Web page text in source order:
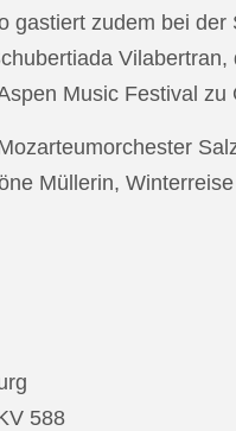
gastiert zudem bei der
Music Festival zu
Müllerin,
588